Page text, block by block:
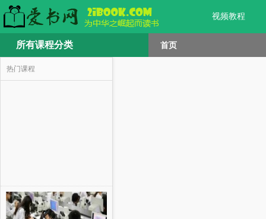
视频教程
所有课程分类 首页
热门课程